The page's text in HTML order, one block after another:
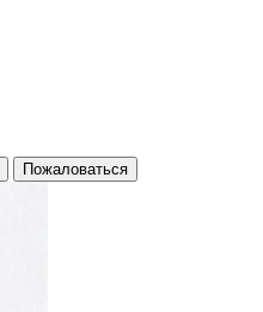
Пожаловаться